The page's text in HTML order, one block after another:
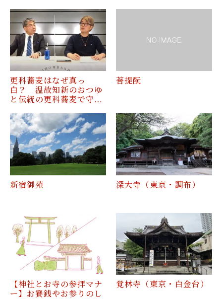
更科蕎麦はなぜ真っ
白？ 温故知新のおつゆ
と伝統の更科蕎麦で守…
菩提酛
新宿御苑 深大寺（東京・調布）
【神社とお寺の参拝マナ
ー】お賽銭やお参りのし
覚林寺（東京・白金台）